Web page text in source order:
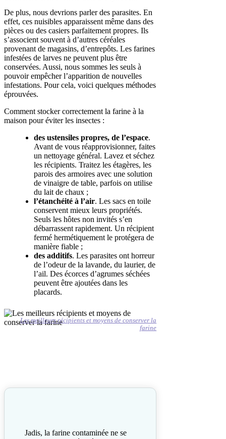
De plus, nous devrions parler des parasites. En
effet, ces nuisibles apparaissent même dans des
pièces ou des casiers parfaitement propres. Ils
s’associent souvent à d’autres céréales
provenant de magasins, d’entrepôts. Les farines
infestées de larves ne peuvent plus être
conservées. Aussi, nous sommes les seuls à
pouvoir empêcher l’apparition de nouvelles
infestations. Pour cela, voici quelques méthodes
éprouvées.
Comment stocker correctement la farine à la
maison pour éviter les insectes :
des ustensiles propres, de l’espace.
Avant de vous réapprovisionner, faites
un nettoyage général. Lavez et séchez
les récipients. Traitez les étagères, les
parois des armoires avec une solution
de vinaigre de table, parfois on utilise
du lait de chaux ;
l’étanchéité à l’air. Les sacs en toile
conservent mieux leurs propriétés.
Seuls les hôtes non invités s’en
débarrassent rapidement. Un récipient
fermé hermétiquement le protégera de
manière fiable ;
des additifs. Les parasites ont horreur
de l’odeur de la lavande, du laurier, de
l’ail. Des écorces d’agrumes séchées
peuvent être ajoutées dans les
placards.
Les meilleurs récipients et moyens de conserver la
farine
Jadis, la farine contaminée ne se